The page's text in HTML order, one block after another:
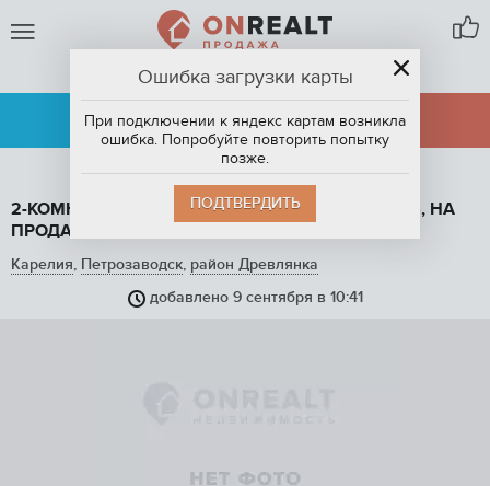
ПЕТРОЗАВОДСК
АРЕНДА
ПРОДАЖА
2-КОМНАТНАЯ КВАРТИРА, 42.4 М2, ЭТАЖ 10 / 15, НА
ПРОДАЖУ В ПЕТРОЗАВОДСКЕ
Карелия, Петрозаводск, район Древлянка
добавлено 9 сентября в 10:41
Ошибка загрузки карты
При подключении к яндекс картам возникла
ошибка. Попробуйте повторить попытку
позже.
ПОДТВЕРДИТЬ